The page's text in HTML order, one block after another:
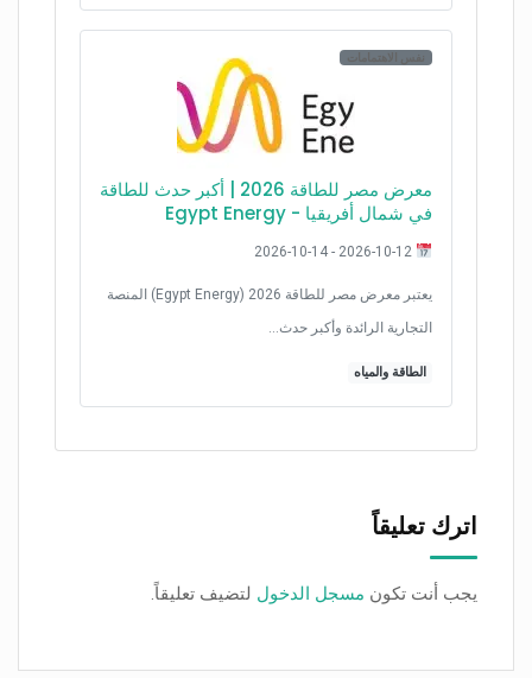
نفس الاهتمامات
معرض مصر للطاقة 2026 | أكبر حدث للطاقة
في شمال أفريقيا - Egypt Energy
يعتبر معرض مصر للطاقة 2026 (Egypt Energy) المنصة
التجارية الرائدة وأكبر حدث…
الطاقة والمياه
اترك تعليقاً
يجب أنت تكون مسجل الدخول لتضيف تعليقاً.